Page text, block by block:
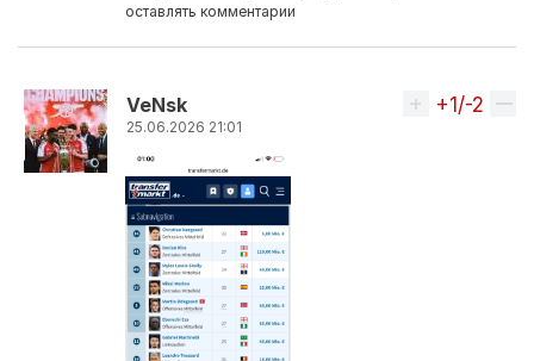
оставлять комментарии
VeNsk
25.06.2026 21:01
Ответ на комментарий пользователя
Вверх
+1/-2